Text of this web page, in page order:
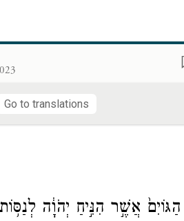
Go to translations
אֲשֶׁ֣ר הִנִּ֣יחַ יְהֹוָ֔ה